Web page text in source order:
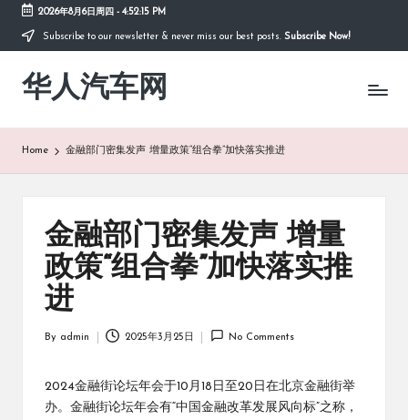
Skip
content
2026年8月6日周四 - 4:52:16 PM
Subscribe to our newsletter & never miss our best posts. Subscribe Now!
华人汽车网
Home 金融部门密集发声 增量政策“组合拳”加快落实推进
金融部门密集发声 增量
政策“组合拳”加快落实推
进
By admin 2025年3月25日 No Comments
2024金融街论坛年会于10月18日至20日在北京金融街举
办。金融街论坛年会有“中国金融改革发展风向标”之称，